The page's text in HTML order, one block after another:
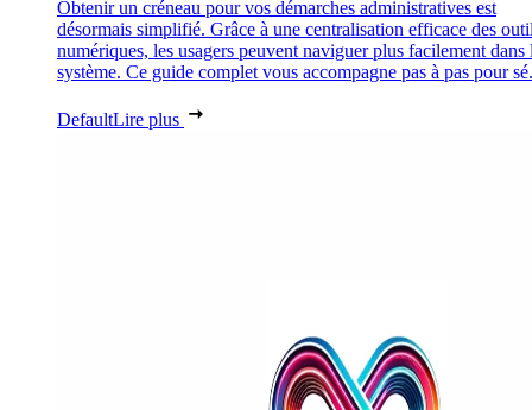
Obtenir un créneau pour vos démarches administratives est
désormais simplifié. Grâce à une centralisation efficace des
numériques, les usagers peuvent naviguer plus facilement dans
système. Ce guide complet vous accompagne pas à pas pour
DefaultLire plus